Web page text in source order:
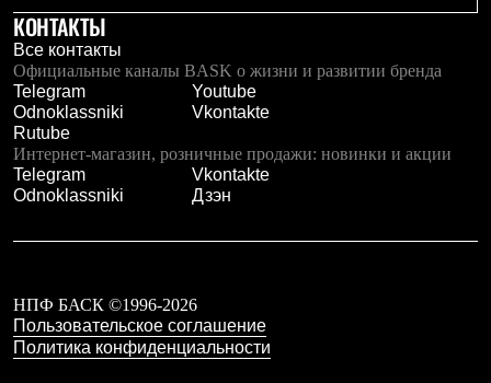
Сумки
Гермомешки
Полезные аксессуары
Книги
Еда
Коврики
Обувь
Женская обувь
Сапоги
Ботинки
Ботинки
Гамаши и бахилы
Гамаши
Бахилы
Тапочки и чуни
КОНТАКТЫ
Все контакты
Официальные каналы BASK о жизни и развитии бренда
Telegram
Youtube
Odnoklassniki
Vkontakte
Rutube
Интернет-магазин, розничные продажи: новинки и акции
Telegram
Vkontakte
Odnoklassniki
Дзэн
НПФ БАСК ©1996-2026
Пользовательское соглашение
Политика конфиденциальности